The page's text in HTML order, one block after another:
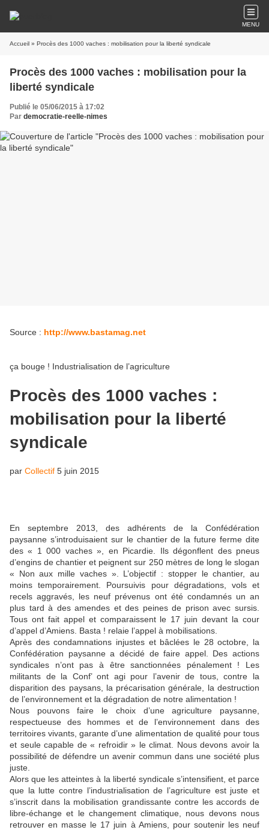
MENU
Accueil » Procès des 1000 vaches : mobilisation pour la liberté syndicale
Procès des 1000 vaches : mobilisation pour la
liberté syndicale
Publié le 05/06/2015 à 17:02
Par democratie-reelle-nimes
Source : http://www.bastamag.net
ça bouge ! Industrialisation de l’agriculture
Procès des 1000 vaches :
mobilisation pour la liberté
syndicale
par Collectif 5 juin 2015
En septembre 2013, des adhérents de la Confédération
paysanne s’introduisaient sur le chantier de la future ferme dite
des « 1 000 vaches », en Picardie. Ils dégonflent des pneus
d’engins de chantier et peignent sur 250 mètres de long le slogan
« Non aux mille vaches ». L’objectif : stopper le chantier, au
moins temporairement. Poursuivis pour dégradations, vols et
recels aggravés, les neuf prévenus ont été condamnés un an
plus tard à des amendes et des peines de prison avec sursis.
Tous ont fait appel et comparaissent le 17 juin devant la cour
d’appel d’Amiens. Basta ! relaie l’appel à mobilisations.
Après des condamnations injustes et bâclées le 28 octobre, la
Confédération paysanne a décidé de faire appel. Des actions
syndicales n’ont pas à être sanctionnées pénalement ! Les
militants de la Conf’ ont agi pour l’avenir de tous, contre la
disparition des paysans, la précarisation générale, la destruction
de l’environnement et la dégradation de notre alimentation !
Nous pouvons faire le choix d’une agriculture paysanne,
respectueuse des hommes et de l’environnement dans des
territoires vivants, garante d’une alimentation de qualité pour tous
et seule capable de « refroidir » le climat. Nous devons avoir la
possibilité de défendre un avenir commun dans une société plus
juste.
Alors que les atteintes à la liberté syndicale s’intensifient, et parce
que la lutte contre l’industrialisation de l’agriculture est juste et
s’inscrit dans la mobilisation grandissante contre les accords de
libre-échange et le changement climatique, nous devons nous
retrouver en masse le 17 juin à Amiens, pour soutenir les neuf